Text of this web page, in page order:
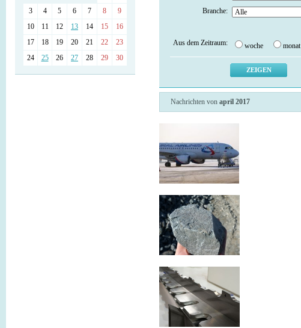
3
4 5 6 7 8
9
10
11 12 13 14 15
16
17
18 19 20 21 22
23
24
25 26 27 28 29 30
Branche:
Aus dem Zeitraum: woche monat
Nachrichten von april 2017